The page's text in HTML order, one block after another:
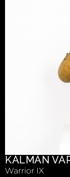
KÁLMÁN
Warrior IX